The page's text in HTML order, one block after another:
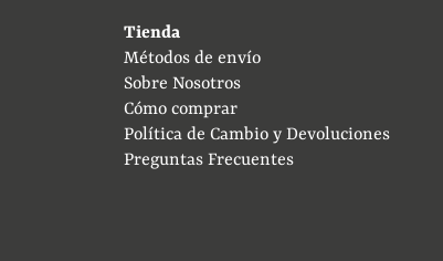
Tienda
Métodos de envío
Sobre Nosotros
Cómo comprar
Política de Cambio y Devoluciones
Preguntas Frecuentes